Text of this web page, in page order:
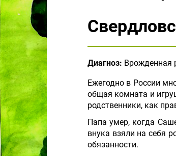
Диагноз: Врожденная
Ежегодно в России
общая комната и
родственники, как
Папа умер, когда
внука взяли на себя
обязанности.